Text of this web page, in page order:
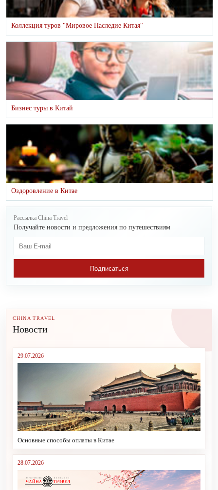
Коллекция туров "Мировое Наследие Китая"
Бизнес туры в Китай
Оздоровление в Китае
Рассылка China Travel
Получайте новости и предложения по путешествиям
Подписаться
CHINA TRAVEL
Новости
29.07.2026
Основные способы оплаты в Китае
28.07.2026